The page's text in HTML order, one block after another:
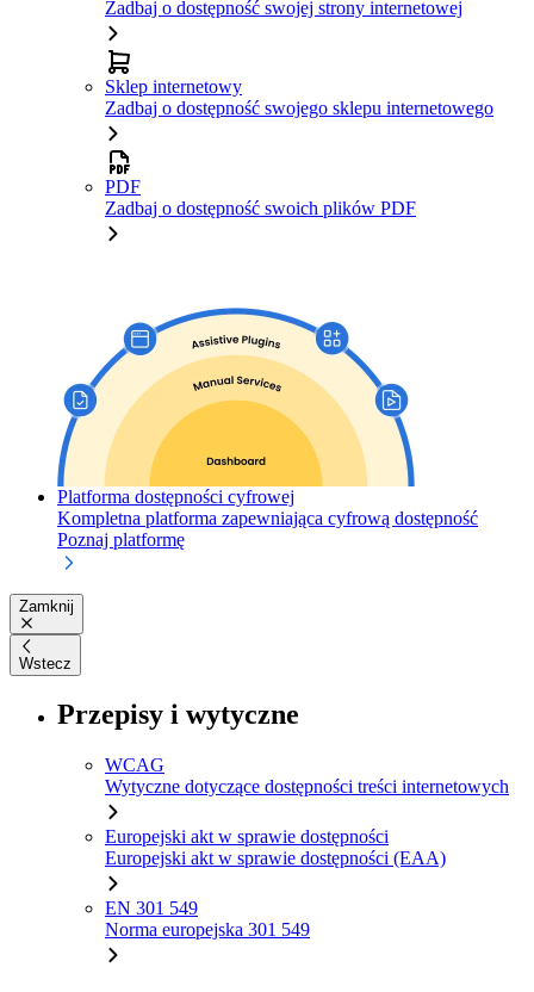
Zadbaj o dostępność swojej strony internetowej
Sklep internetowy
Zadbaj o dostępność swojego sklepu internetowego
PDF
Zadbaj o dostępność swoich plików PDF
Platforma dostępności cyfrowej
Kompletna platforma zapewniająca cyfrową dostępność
Poznaj platformę
Zamknij
Wstecz
Przepisy i wytyczne
WCAG
Wytyczne dotyczące dostępności treści internetowych
Europejski akt w sprawie dostępności
Europejski akt w sprawie dostępności (EAA)
EN 301 549
Norma europejska 301 549